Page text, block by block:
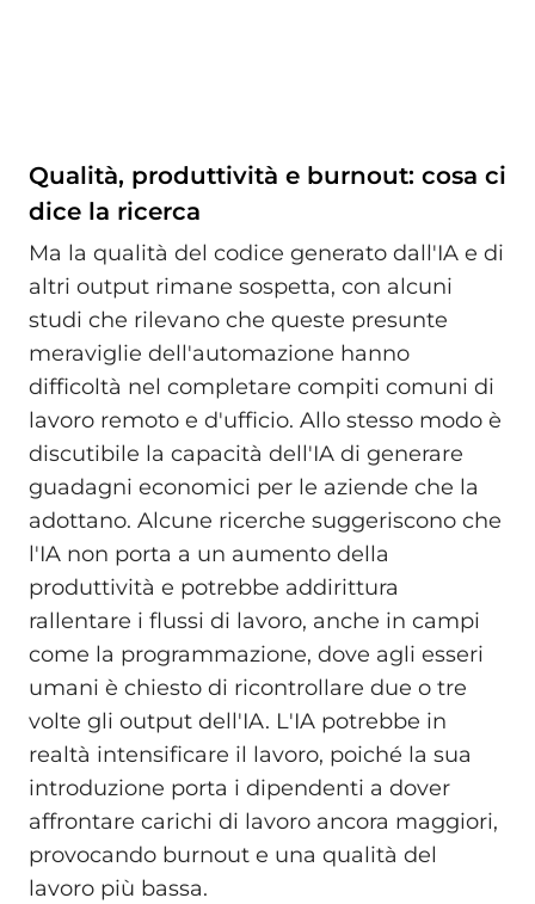
Qualità, produttività e burnout: cosa ci
dice la ricerca
Ma la qualità del codice generato dall'IA e di
altri output rimane sospetta, con alcuni
studi che rilevano che queste presunte
meraviglie dell'automazione hanno
difficoltà nel completare compiti comuni di
lavoro remoto e d'ufficio. Allo stesso modo è
discutibile la capacità dell'IA di generare
guadagni economici per le aziende che la
adottano. Alcune ricerche suggeriscono che
l'IA non porta a un aumento della
produttività e potrebbe addirittura
rallentare i flussi di lavoro, anche in campi
come la programmazione, dove agli esseri
umani è chiesto di ricontrollare due o tre
volte gli output dell'IA. L'IA potrebbe in
realtà intensificare il lavoro, poiché la sua
introduzione porta i dipendenti a dover
affrontare carichi di lavoro ancora maggiori,
provocando burnout e una qualità del
lavoro più bassa.